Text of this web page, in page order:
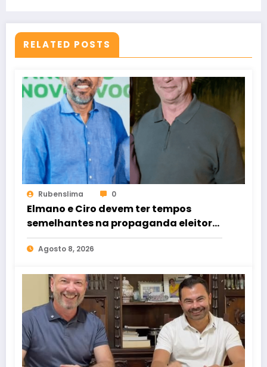
RELATED POSTS
Rubenslima 0
Elmano e Ciro devem ter tempos
semelhantes na propaganda eleitoral
de rádio e TV
Agosto 8, 2026